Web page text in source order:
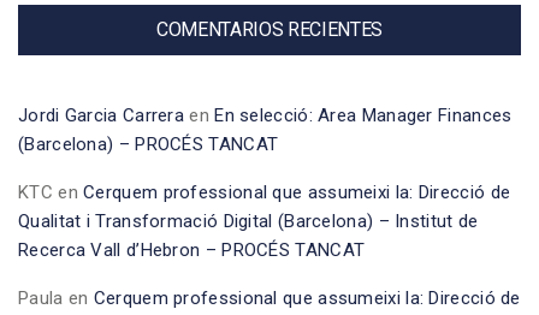
COMENTARIOS RECIENTES
Jordi Garcia Carrera en En selecció: Area Manager Finances
(Barcelona) – PROCÉS TANCAT
KTC enCerquem professional que assumeixi la: Direcció de
Qualitat i Transformació Digital (Barcelona) – Institut de
Recerca Vall d’Hebron – PROCÉS TANCAT
Paula en Cerquem professional que assumeixi la: Direcció de